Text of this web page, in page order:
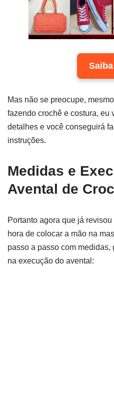
Mas não se preocupe,
fazendo crochê e costura, eu
detalhes e você conseguirá
instruções.
Medidas e
Avental de
Portanto agora que já
hora de colocar a mão na
passo a passo com
na execução do avental: